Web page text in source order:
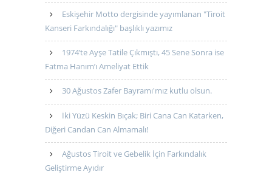
Eskişehir Motto dergisinde yayımlanan "Tiroit
Kanseri Farkındalığı" başlıklı yazımız
1974’te Ayşe Tatile Çıkmıştı, 45 Sene Sonra ise
Fatma Hanım’ı Ameliyat Ettik
30 Ağustos Zafer Bayramı'mız kutlu olsun.
İki Yüzü Keskin Bıçak; Biri Cana Can Katarken,
Diğeri Candan Can Almamalı!
Ağustos Tiroit ve Gebelik İçin Farkındalık
Geliştirme Ayıdır